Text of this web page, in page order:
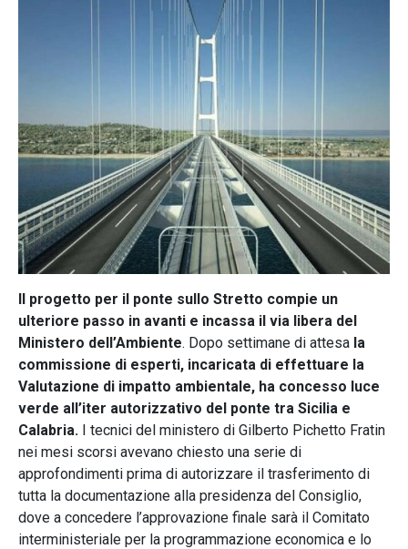
Il progetto per il ponte sullo Stretto compie un
ulteriore passo in avanti e incassa il via libera del
Ministero dell’Ambiente. Dopo settimane di attesa la
commissione di esperti, incaricata di effettuare la
Valutazione di impatto ambientale, ha concesso luce
verde all’iter autorizzativo del ponte tra Sicilia e
Calabria. I tecnici del ministero di Gilberto Pichetto Fratin
nei mesi scorsi avevano chiesto una serie di
approfondimenti prima di autorizzare il trasferimento di
tutta la documentazione alla presidenza del Consiglio,
dove a concedere l’approvazione finale sarà il Comitato
interministeriale per la programmazione economica e lo